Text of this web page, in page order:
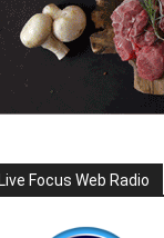
Focus Web Radio